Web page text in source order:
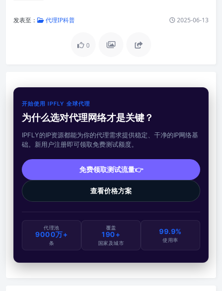
发表至： 代理IP科普 2025-06-13
0
开始使用 IPFLY 全球代理
为什么选对代理网络才是关键？
IPFLY的IP资源都能为你的代理需求提供稳定、干净的IP网络基
础。新用户注册即可领取免费测试额度。
免费领取测试流量👉
查看价格方案
代理池
9000万+
条
覆盖
190+
国家及城市
99.9%
使用率